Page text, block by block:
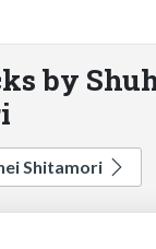
by
Shitamori